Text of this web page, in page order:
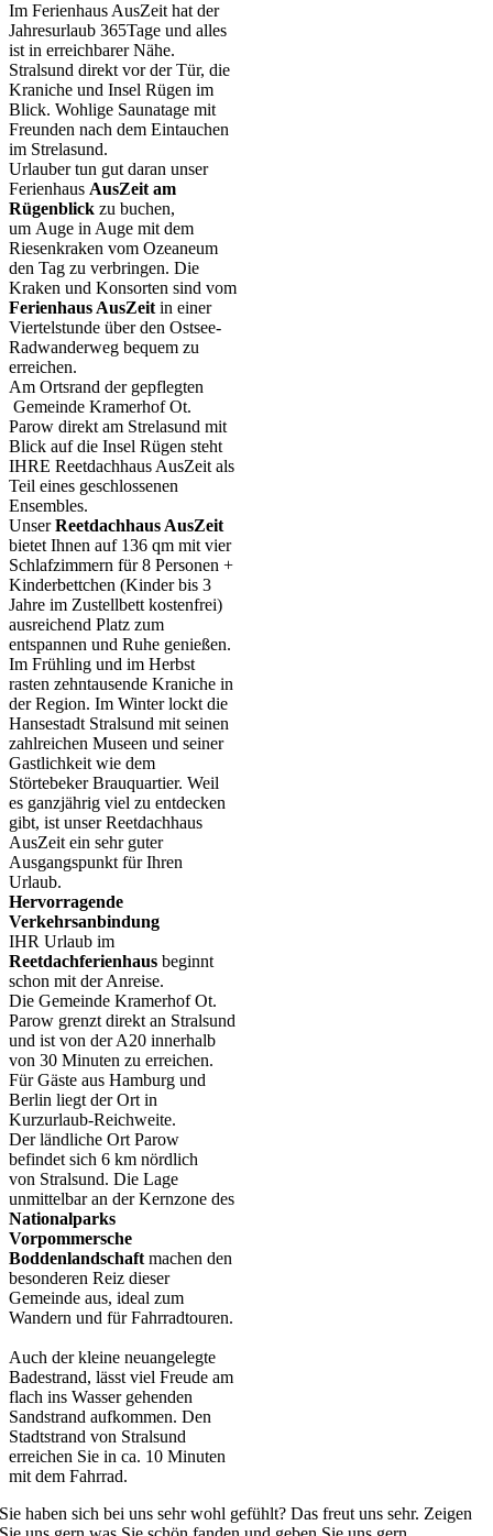
Im Ferienhaus AusZeit hat der
Jahresurlaub 365Tage und alles
ist in erreichbarer Nähe.
Stralsund direkt vor der Tür, die
Kraniche und Insel Rügen im
Blick. Wohlige Saunatage mit
Freunden nach dem Eintauchen
im Strelasund.
Urlauber tun gut daran unser
Ferienhaus AusZeit am
Rügenblick zu buchen,
um Auge in Auge mit dem
Riesenkraken vom Ozeaneum
den Tag zu verbringen. Die
Kraken und Konsorten sind vom
Ferienhaus AusZeit in einer
Viertelstunde über den Ostsee-
Radwanderweg bequem zu
erreichen.
Am Ortsrand der gepflegten
Gemeinde Kramerhof Ot.
Parow direkt am Strelasund mit
Blick auf die Insel Rügen steht
IHRE Reetdachhaus AusZeit als
Teil eines geschlossenen
Ensembles.
UnserReetdachhaus AusZeit
bietet Ihnen auf 136 qm mit vier
Schlafzimmern für 8 Personen +
Kinderbettchen (Kinder bis 3
Jahre im Zustellbett kostenfrei)
ausreichend Platz zum
entspannen und Ruhe genießen.
Im Frühling und im Herbst
rasten zehntausende Kraniche in
der Region. Im Winter lockt die
Hansestadt Stralsund mit seinen
zahlreichen Museen und seiner
Gastlichkeit wie dem
Störtebeker Brauquartier. Weil
es ganzjährig viel zu entdecken
gibt, ist unser Reetdachhaus
AusZeit ein sehr guter
Ausgangspunkt für Ihren
Urlaub.
Hervorragende
Verkehrsanbindung
IHR Urlaub im
Reetdachferienhaus beginnt
schon mit der Anreise.
Die Gemeinde Kramerhof Ot.
Parow grenzt direkt an Stralsund
und ist von der A20 innerhalb
von 30 Minuten zu erreichen.
Für Gäste aus Hamburg und
Berlin liegt der Ort in
Kurzurlaub-Reichweite.
Der ländliche Ort Parow
befindet sich 6 km nördlich
von Stralsund. Die Lage
unmittelbar an der Kernzone des
Nationalparks
Vorpommersche
Boddenlandschaft machen den
besonderen Reiz dieser
Gemeinde aus, ideal zum
Wandern und für Fahrradtouren.
Auch der kleine neuangelegte
Badestrand, lässt viel Freude am
flach ins Wasser gehenden
Sandstrand aufkommen. Den
Stadtstrand von Stralsund
erreichen Sie in ca. 10 Minuten
mit dem Fahrrad.
Sie haben sich bei uns sehr wohl gefühlt? Das freut uns sehr. Zeigen